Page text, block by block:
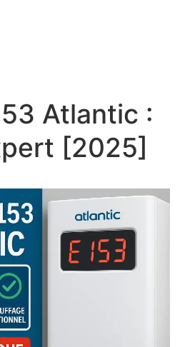
Atlantic :
[2025]